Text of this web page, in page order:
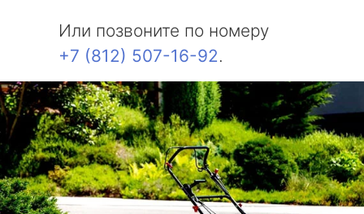
Или позвоните по номеру
+7 (812) 507-16-92.